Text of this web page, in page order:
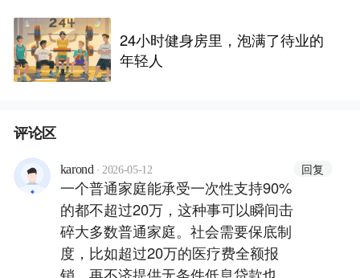
24小时健身房里，泡满了待业的
年轻人
评论区
karond · 2026-05-12 回复
一个普通家庭能承受一次性支持90%
的都不超过20万，这种事可以瞬间击
碎大多数普通家庭。社会需要保底制
度，比如超过20万的医疗费全额报
销，再不济提供无条件低息贷款也可